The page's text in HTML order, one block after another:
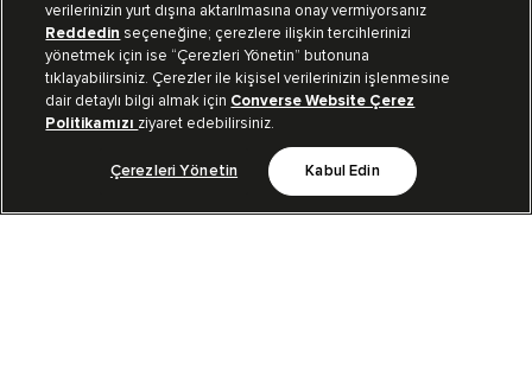
Koleksiyon
Kurumsal
Bizi Takip Et
verilerinizin yurt dışına aktarılmasına onay vermiyorsanız
Reddedin seçeneğine; çerezlere ilişkin tercihlerinizi
yönetmek için ise “Çerezleri Yönetin” butonuna
tıklayabilirsiniz. Çerezler ile kişisel verilerinizin işlenmesine
dair detaylı bilgi almak için Converse Website Çerez
Politikamızı ziyaret edebilirsiniz.
Çerezleri Yönetin Kabul Edin